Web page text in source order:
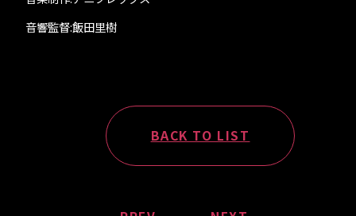
音響監督:飯田里樹
BACK TO LIST